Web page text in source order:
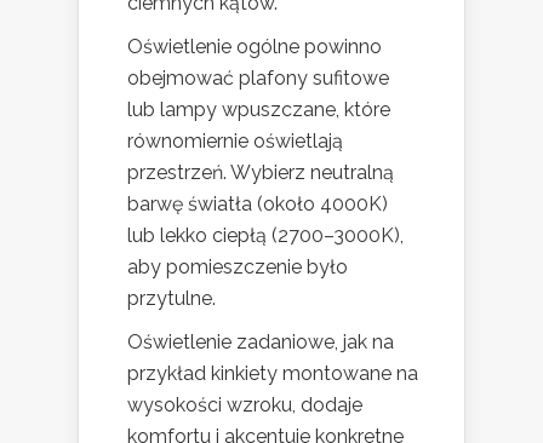
Oświetlenie ogólne powinno
obejmować plafony sufitowe
lub lampy wpuszczane, które
równomiernie oświetlają
przestrzeń. Wybierz neutralną
barwę światła (około 4000K)
lub lekko ciepłą (2700–3000K),
aby pomieszczenie było
przytulne.
Oświetlenie zadaniowe, jak na
przykład kinkiety montowane na
wysokości wzroku, dodaje
komfortu i akcentuje konkretne